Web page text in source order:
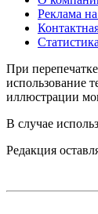
Реклама
Статистика
При
использование
иллюстрации
В случае
Редакция